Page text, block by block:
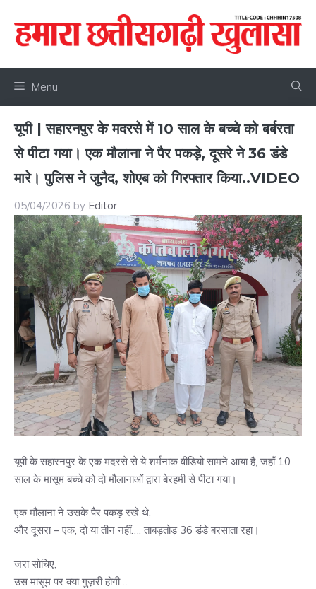
content
Menu
यूपी | सहारनपुर के मदरसे में 10 साल के बच्चे को बर्बरता
से पीटा गया। एक मौलाना ने पैर पकड़े, दूसरे ने 36 डंडे
मारे। पुलिस ने जुनैद, शोएब को गिरफ्तार किया..VIDEO
05/04/2026 by Editor
यूपी के सहारनपुर के एक मदरसे से ये शर्मनाक वीडियो सामने आया है, जहाँ 10
साल के मासूम बच्चे को दो मौलानाओं द्वारा बेरहमी से पीटा गया।
एक मौलाना ने उसके पैर पकड़ रखे थे,
और दूसरा – एक, दो या तीन नहीं…. ताबड़तोड़ 36 डंडे बरसाता रहा।
जरा सोचिए,
उस मासूम पर क्या गुज़री होगी…